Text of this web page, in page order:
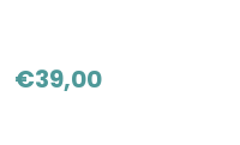
€39,00